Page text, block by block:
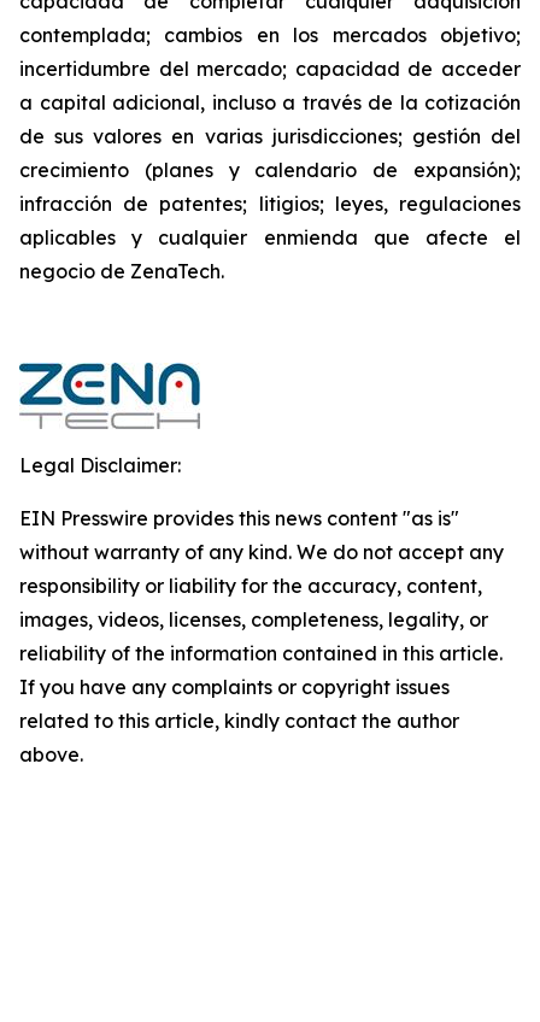
contemplada; cambios en los mercados objetivo;
incertidumbre del mercado; capacidad de acceder
a capital adicional, incluso a través de la cotización
de sus valores en varias jurisdicciones; gestión del
crecimiento (planes y calendario de expansión);
infracción de patentes; litigios; leyes, regulaciones
aplicables y cualquier enmienda que afecte el
negocio de ZenaTech.
Legal Disclaimer:
EIN Presswire provides this news content "as is"
without warranty of any kind. We do not accept any
responsibility or liability for the accuracy, content,
images, videos, licenses, completeness, legality, or
reliability of the information contained in this article.
If you have any complaints or copyright issues
related to this article, kindly contact the author
above.